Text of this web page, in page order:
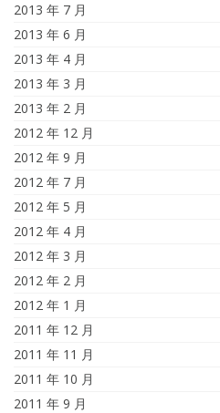
2013 年 7 月
2013 年 6 月
2013 年 4 月
2013 年 3 月
2013 年 2 月
2012 年 12 月
2012 年 9 月
2012 年 7 月
2012 年 5 月
2012 年 4 月
2012 年 3 月
2012 年 2 月
2012 年 1 月
2011 年 12 月
2011 年 11 月
2011 年 10 月
2011 年 9 月